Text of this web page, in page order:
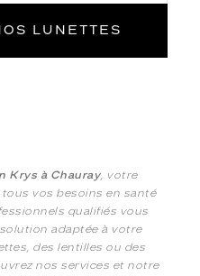
LUNETTES
Krys à Chauray, votre
vos besoins en santé
qualifiés vous
adaptée à votre
des lentilles ou des
nos services et notre